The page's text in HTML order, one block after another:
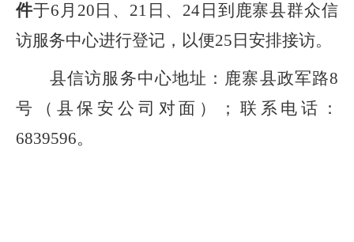
件于6 月 20 日、 21 日、 24日到鹿寨县群众信
访服务中心进行登记， 以便25 日安排接访。
县信访服务中心地址：鹿寨县政军路8
号（县保安公司对面 ）；联系电话：
6839596。